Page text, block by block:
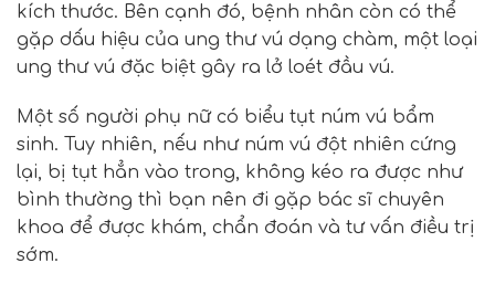
kích thước. Bên cạnh đó, bệnh nhân còn có thể
gặp dấu hiệu của ung thư vú dạng chàm, một loại
ung thư vú đặc biệt gây ra lở loét đầu vú.
Một số người phụ nữ có biểu tụt núm vú bẩm
sinh. Tuy nhiên, nếu như núm vú đột nhiên cứng
lại, bị tụt hẳn vào trong, không kéo ra được như
bình thường thì bạn nên đi gặp bác sĩ chuyên
khoa để được khám, chẩn đoán và tư vấn điều trị
sớm.